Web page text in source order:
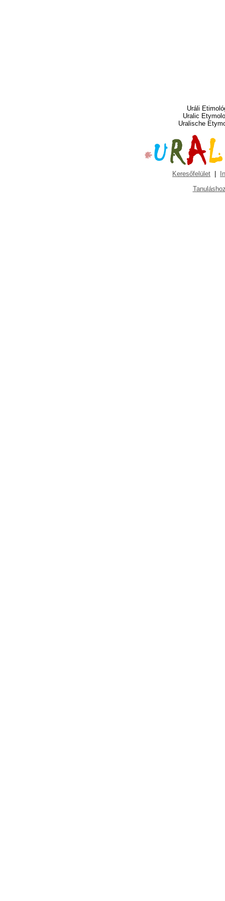
Uráli
Uralic
Uralische
Keresőfelület